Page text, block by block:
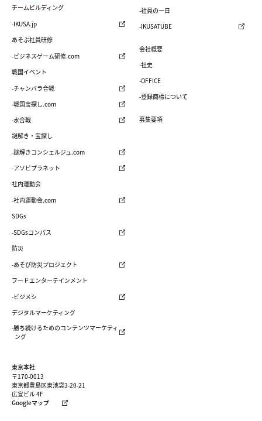
東京本社
〒170-0013
東京都豊島区東池袋3-20-21
広宣ビル 4F
Googleマップ
チームビルディング
-IKUSA.jp
あそぶ社員研修
-ビジネスゲーム研修.com
戦国イベント
-チャンバラ合戦
-戦国宝探し.com
-水合戦
謎解き・宝探し
-謎解きコンシェルジュ.com
-アソビプラネット
社内運動会
-社内運動会.com
SDGs
-SDGsコンパス
防災
-あそび防災プロジェクト
フードエンターテインメント
-ビジメシ
デジタルマーケティング
-勝ち続けるためのコンテンツマーケティ
ング
-社員の一日
-IKUSATUBE
会社概要
-社史
-OFFICE
-登録商標について
募集要項